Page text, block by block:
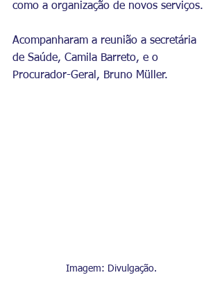
como a organização de novos serviços.
Acompanharam a reunião a secretária
de Saúde, Camila Barreto, e o
Procurador-Geral, Bruno Müller.
Imagem: Divulgação.